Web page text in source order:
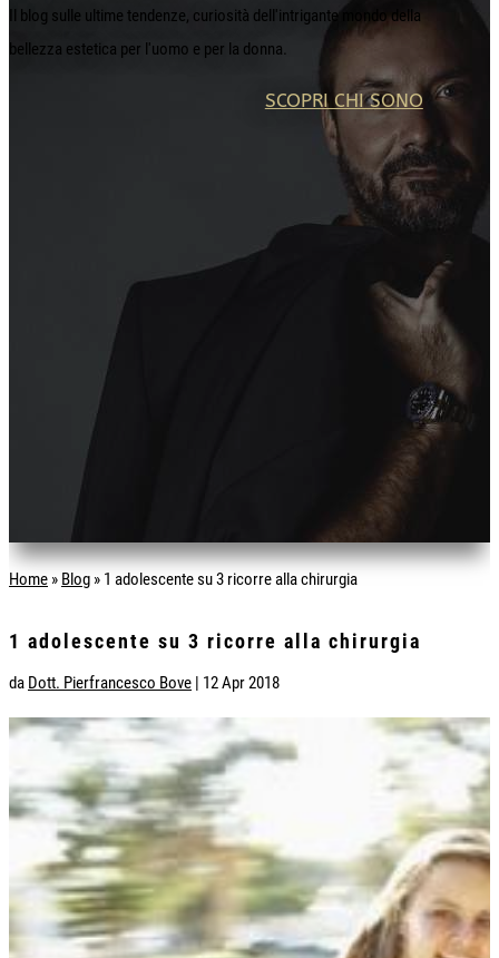
Il blog sulle ultime tendenze, curiosità dell'intrigante mondo della
bellezza estetica per l'uomo e per la donna.
SCOPRI CHI SONO
Home » Blog » 1 adolescente su 3 ricorre alla chirurgia
1 adolescente su 3 ricorre alla chirurgia
da Dott. Pierfrancesco Bove | 12 Apr 2018